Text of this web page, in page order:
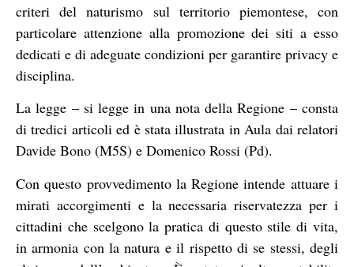
criteri del naturismo sul territorio piemontese, con
particolare attenzione alla promozione dei siti a esso
dedicati e di adeguate condizioni per garantire privacy e
disciplina.
La legge – si legge in una nota della Regione – consta
di tredici articoli ed è stata illustrata in Aula dai relatori
Davide Bono (M5S) e Domenico Rossi (Pd).
Con questo provvedimento la Regione intende attuare i
mirati accorgimenti e la necessaria riservatezza per i
cittadini che scelgono la pratica di questo stile di vita,
in armonia con la natura e il rispetto di se stessi, degli